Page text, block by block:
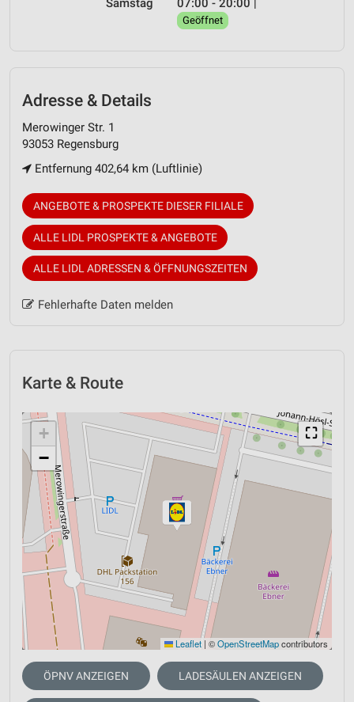
Geöffnet
Adresse & Details
Merowinger Str. 1
93053 Regensburg
Entfernung 402,64 km (Luftlinie)
ANGEBOTE & PROSPEKTE DIESER FILIALE
ALLE LIDL PROSPEKTE & ANGEBOTE
ALLE LIDL ADRESSEN & ÖFFNUNGSZEITEN
Fehlerhafte Daten melden
Karte & Route
⛶
+
−
Leaflet | ©OpenStreetMapcontributors
ÖPNV ANZEIGEN LADESÄULEN ANZEIGEN